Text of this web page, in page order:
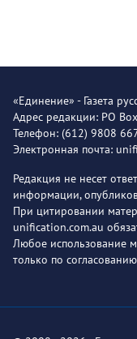
«Единение» - Газета
Адрес редакции: PO
Телефон: (612) 9808
Электронная почта:
Редакция не несет
информации,
При цитировании
unification.com.au
Любое использование
только по